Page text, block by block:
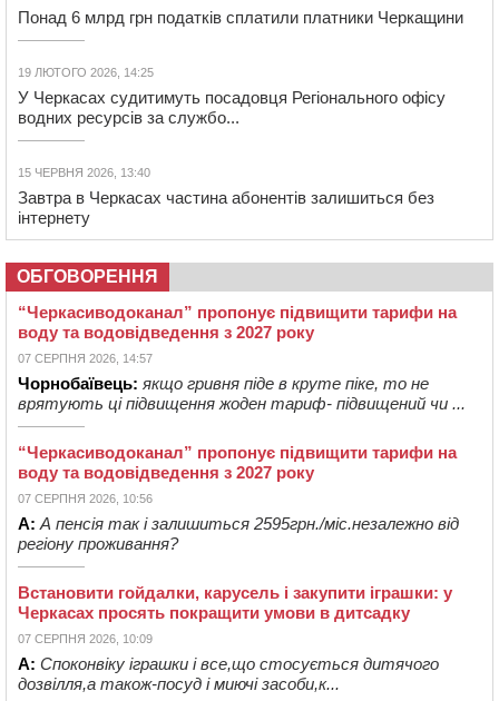
Понад 6 млрд грн податків сплатили платники Черкащини
19 ЛЮТОГО 2026, 14:25
У Черкасах судитимуть посадовця Регіонального офісу
водних ресурсів за службо...
15 ЧЕРВНЯ 2026, 13:40
Завтра в Черкасах частина абонентів залишиться без
інтернету
ОБГОВОРЕННЯ
“Черкасиводоканал” пропонує підвищити тарифи на
воду та водовідведення з 2027 року
07 СЕРПНЯ 2026, 14:57
Чорнобаївець: якщо гривня піде в круте піке, то не
врятують ці підвищення жоден тариф- підвищений чи ...
“Черкасиводоканал” пропонує підвищити тарифи на
воду та водовідведення з 2027 року
07 СЕРПНЯ 2026, 10:56
А: А пенсія так і залишиться 2595грн./міс.незалежно від
регіону проживання?
Встановити гойдалки, карусель і закупити іграшки: у
Черкасах просять покращити умови в дитсадку
07 СЕРПНЯ 2026, 10:09
А: Споконвіку іграшки і все,що стосується дитячого
дозвілля,а також-посуд і миючі засоби,к...